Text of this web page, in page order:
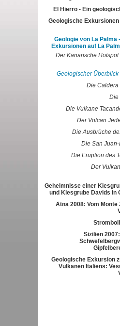
El Hierro - Ein
Geologische Exkursionen
Geologie von La Palma
Exkursionen auf La
Der Kanarische Hotspot
Geologischer Überblick
Die Caldera
Die
Die Vulkane
Der Volcan
Die Ausbrüche
Die San
Die Eruption des
Der
Geheimnisse einer
und Kiesgrube Davids in
Ätna 2008: Vom Monte
Sizilien
Geologische Exkursion
Vulkanen Italiens: